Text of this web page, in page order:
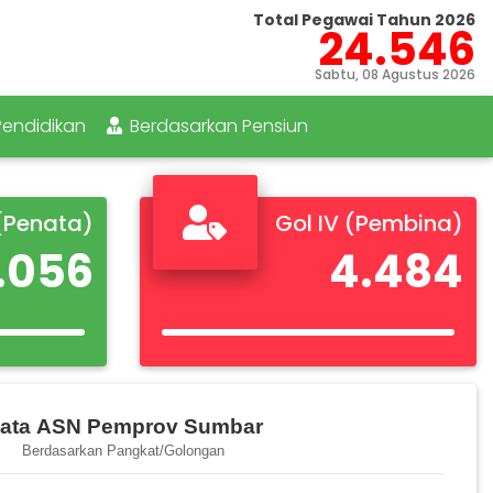
Total Pegawai Tahun 2026
24.546
Sabtu, 08 Agustus 2026
Berdasarkan Pensiun
Gol IV (Pembina)
4.484
ASN Pemprov Sumbar
Berdasarkan Pangkat/Golongan